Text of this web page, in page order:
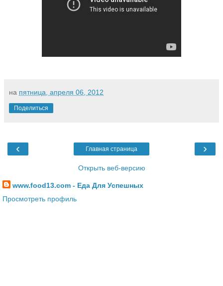
на пятница, апреля 06, 2012
Поделиться
‹ ›
Главная страница
Открыть веб-версию
www.food13.com - Еда Для Успешных
Просмотреть профиль